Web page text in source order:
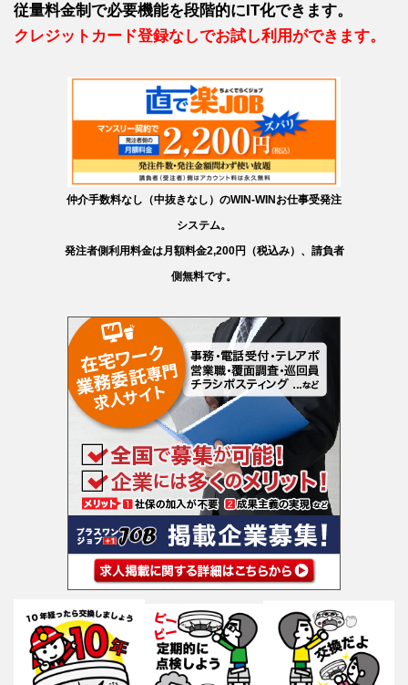
従量料金制で必要機能を段階的にIT化できます。
クレジットカード登録なしでお試し利用ができます。
仲介手数料なし（中抜きなし）のWIN-WINお仕事受発注
システム。
発注者側利用料金は月額料金2,200円（税込み）、請負者
側無料です。